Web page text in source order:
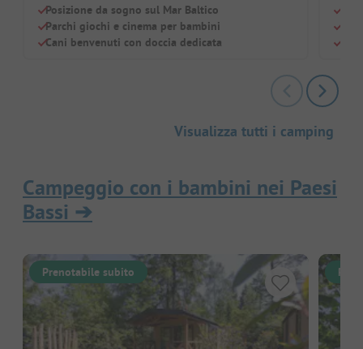
Posizione da sogno sul Mar Baltico
Parchi giochi e cinema per bambini
Cani benvenuti con doccia dedicata
Visualizza tutti i camping
Campeggio con i bambini nei Paesi
Bassi ➔
Prenotabile subito